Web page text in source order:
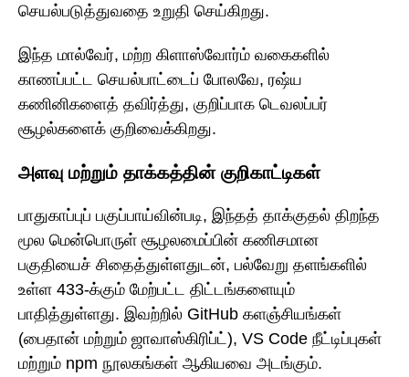
செயல்படுத்துவதை உறுதி செய்கிறது.
இந்த மால்வேர், மற்ற கிளாஸ்வோர்ம் வகைகளில்
காணப்பட்ட செயல்பாட்டைப் போலவே, ரஷ்ய
கணினிகளைத் தவிர்த்து, குறிப்பாக டெவலப்பர்
சூழல்களைக் குறிவைக்கிறது.
அளவு மற்றும் தாக்கத்தின் குறிகாட்டிகள்
பாதுகாப்புப் பகுப்பாய்வின்படி, இந்தத் தாக்குதல் திறந்த
மூல மென்பொருள் சூழலமைப்பின் கணிசமான
பகுதியைச் சிதைத்துள்ளதுடன், பல்வேறு தளங்களில்
உள்ள 433-க்கும் மேற்பட்ட திட்டங்களையும்
பாதித்துள்ளது. இவற்றில் GitHub களஞ்சியங்கள்
(பைதான் மற்றும் ஜாவாஸ்கிரிப்ட்), VS Code நீட்டிப்புகள்
மற்றும் npm நூலகங்கள் ஆகியவை அடங்கும்.